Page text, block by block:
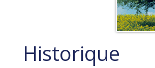
Historique